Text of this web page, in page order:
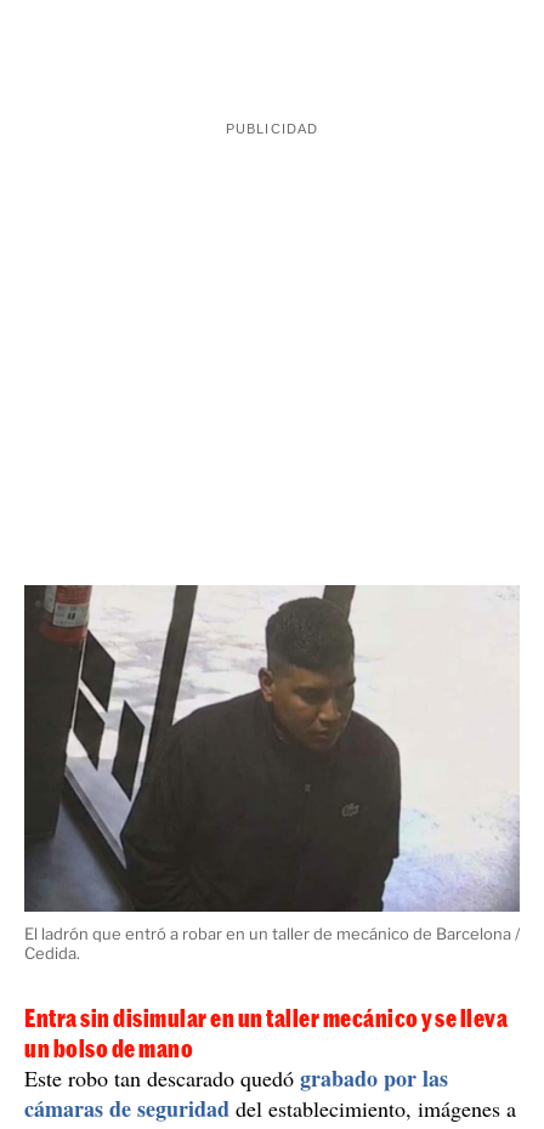
El ladrón que entró a robar en un taller de mecánico de Barcelona /
Cedida.
Entra sin disimular en un taller mecánico y se lleva
un bolso de mano
Este robo tan descarado quedó grabado por las
cámaras de seguridad del establecimiento, imágenes a